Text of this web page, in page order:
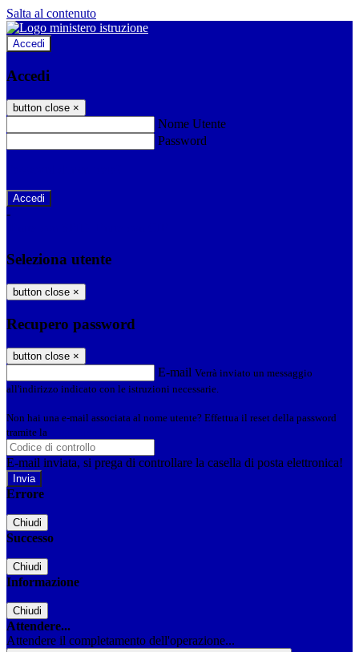
Salta al contenuto
Accedi
Accedi
button close ×
Nome Utente
Password
-
Seleziona utente
button close ×
Recupero password
button close ×
E-mail Verrà inviato un messaggio
all'indirizzo indicato con le istruzioni necessarie.
Non hai una e-mail associata al nome utente? Effettua il reset della password
tramite la
E-mail inviata, si prega di controllare la casella di posta elettronica!
Errore
Chiudi
Successo
Chiudi
Informazione
Chiudi
Attendere...
Attendere il completamento dell'operazione...